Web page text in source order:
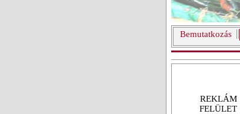
Bemutatkozás
REKLÁM
FELÜLET